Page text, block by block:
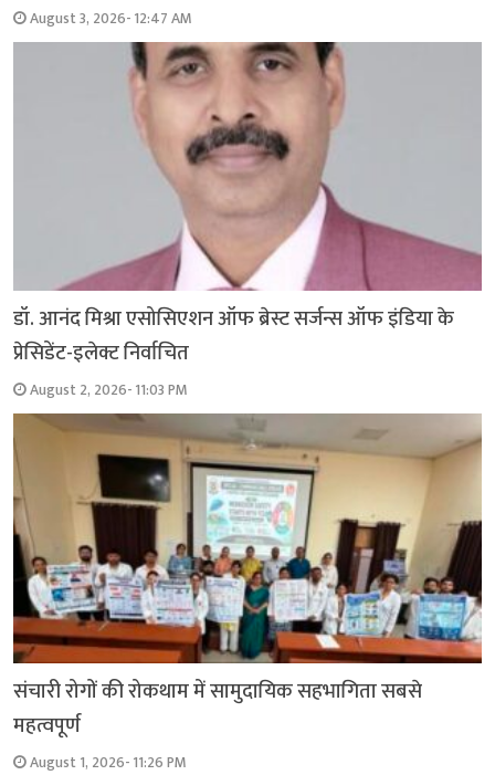
August 3, 2026- 12:47 AM
डॉ. आनंद मिश्रा एसोसिएशन ऑफ ब्रेस्ट सर्जन्स ऑफ इंडिया के
प्रेसिडेंट-इलेक्ट निर्वाचित
August 2, 2026- 11:03 PM
संचारी रोगों की रोकथाम में सामुदायिक सहभागिता सबसे
महत्वपूर्ण
August 1, 2026- 11:26 PM